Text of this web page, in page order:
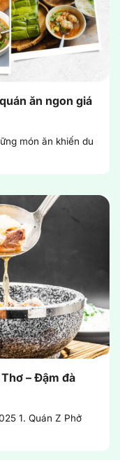
ăn ngon giá
món ăn khiến du
– Đậm đà
1. Quán Z Phở